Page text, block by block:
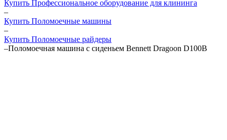
Купить Профессиональное оборудование для клининга
–
Купить Поломоечные машины
–
Купить Поломоечные райдеры
–Поломоечная машина с сиденьем Bennett Dragoon D100B